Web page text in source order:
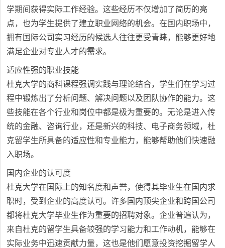
学期间获得实际工作经验。这些经历不仅增加了简历的亮
点，也为学生提供了建立职业网络的机会。在国内职场中，
拥有国际公司实习经历的候选人往往更受青睐，能够更好地
满足企业对专业人才的需求。
适应性强的职业技能
杜克大学的商科课程强调实践与理论结合，学生们在学习过
程中锻炼出了分析问题、解决问题以及团队协作的能力。这
些技能在各个行业和岗位中都是极为重要的。无论是进入传
统的金融、咨询行业，还是新兴的科技、电子商务领域，杜
克留学生所具备的适应性和专业能力，能够帮助他们快速融
入职场。
国内企业的认可度
杜克大学在国际上的知名度和声誉，使得其毕业生在国内求
职时，受到企业的高度认可。许多国内顶尖企业和跨国公司
都将杜克大学毕业生作为重要的招聘对象。企业普遍认为，
来自杜克的留学生具备较强的学习能力和工作动机，能够在
实际业务中迅速贡献力量，这也是他们愿意投资挖掘留学人